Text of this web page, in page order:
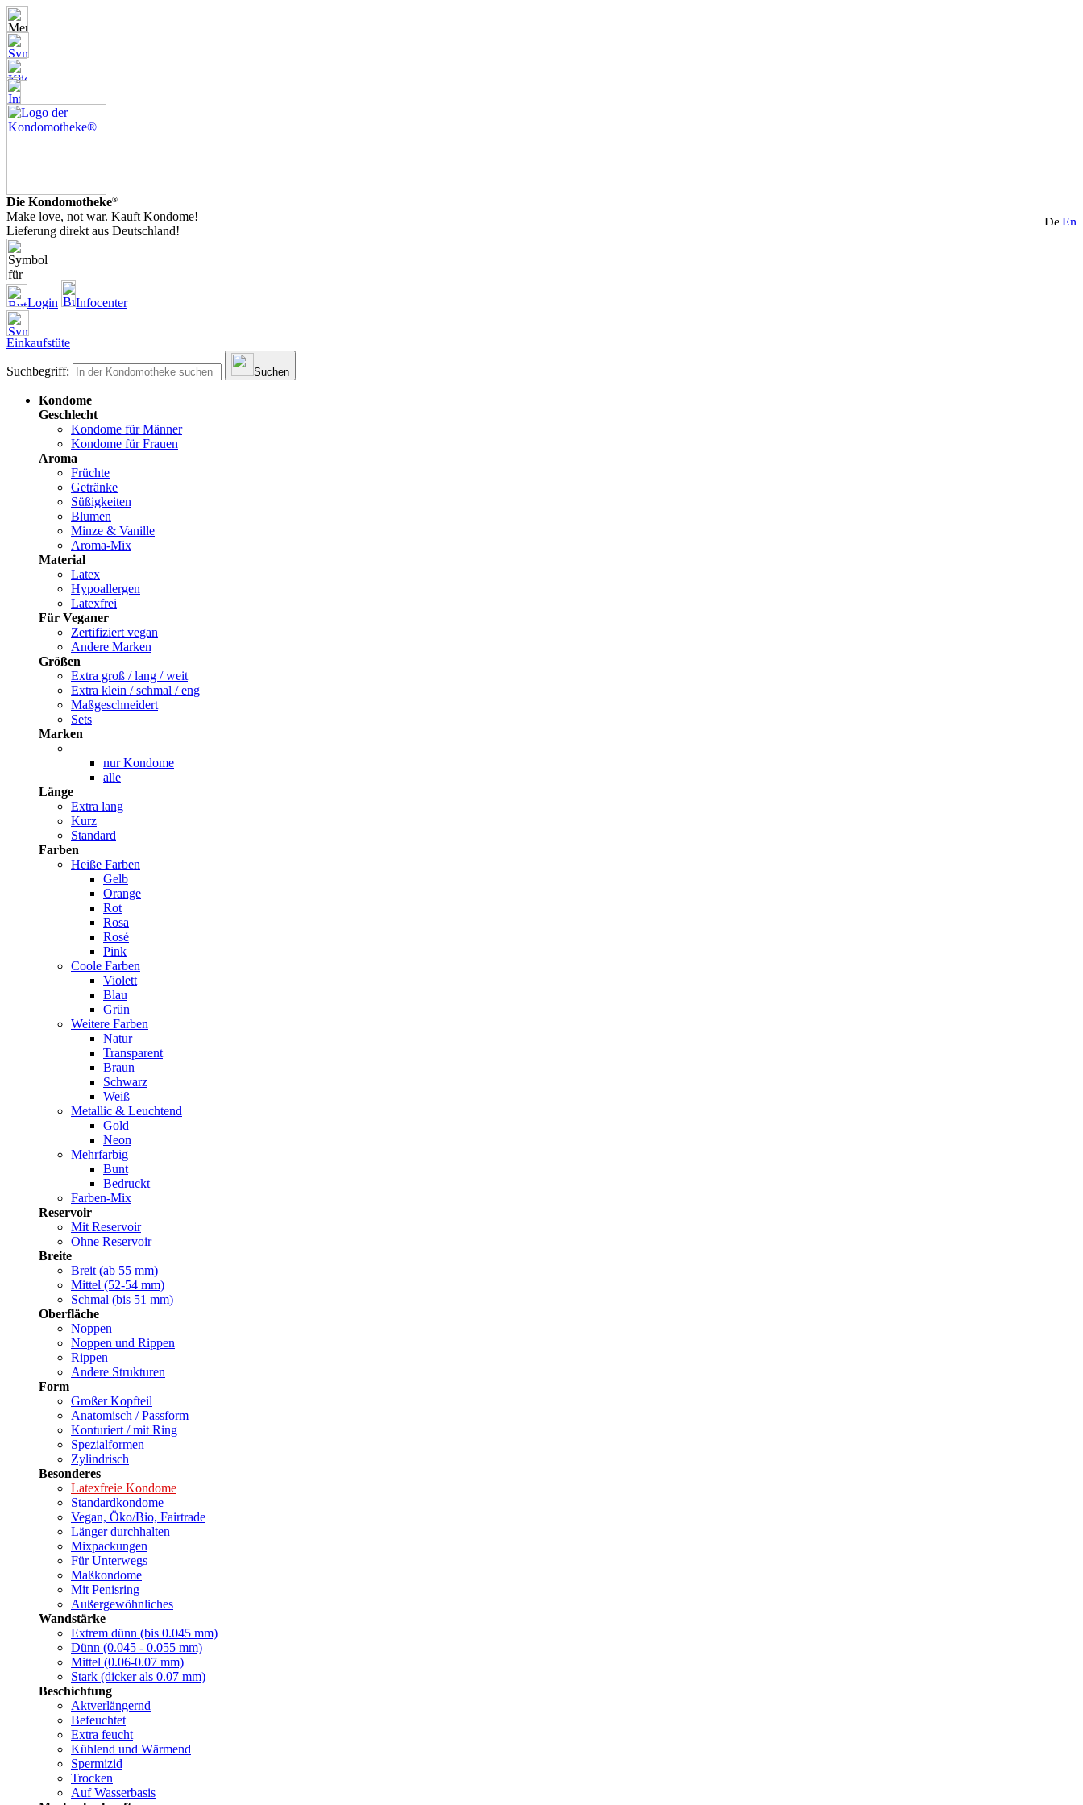
Die Kondomotheke®
Make love, not war. Kauft Kondome!
Lieferung direkt aus Deutschland!
Login Infocenter
Einkaufstüte
Suchbegriff: Suchen
Kondome
Geschlecht
Kondome für Männer
Kondome für Frauen
Aroma
Früchte
Getränke
Süßigkeiten
Blumen
Minze & Vanille
Aroma-Mix
Material
Latex
Hypoallergen
Latexfrei
Für Veganer
Zertifiziert vegan
Andere Marken
Größen
Extra groß / lang / weit
Extra klein / schmal / eng
Maßgeschneidert
Sets
Marken
nur Kondome
alle
Länge
Extra lang
Kurz
Standard
Farben
Heiße Farben
Gelb
Orange
Rot
Rosa
Rosé
Pink
Coole Farben
Violett
Blau
Grün
Weitere Farben
Natur
Transparent
Braun
Schwarz
Weiß
Metallic & Leuchtend
Gold
Neon
Mehrfarbig
Bunt
Bedruckt
Farben-Mix
Reservoir
Mit Reservoir
Ohne Reservoir
Breite
Breit (ab 55 mm)
Mittel (52-54 mm)
Schmal (bis 51 mm)
Oberfläche
Noppen
Noppen und Rippen
Rippen
Andere Strukturen
Form
Großer Kopfteil
Anatomisch / Passform
Konturiert / mit Ring
Spezialformen
Zylindrisch
Besonderes
Latexfreie Kondome
Standardkondome
Vegan, Öko/Bio, Fairtrade
Länger durchhalten
Mixpackungen
Für Unterwegs
Maßkondome
Mit Penisring
Außergewöhnliches
Wandstärke
Extrem dünn (bis 0.045 mm)
Dünn (0.045 - 0.055 mm)
Mittel (0.06-0.07 mm)
Stark (dicker als 0.07 mm)
Beschichtung
Aktverlängernd
Befeuchtet
Extra feucht
Kühlend und Wärmend
Spermizid
Trocken
Auf Wasserbasis